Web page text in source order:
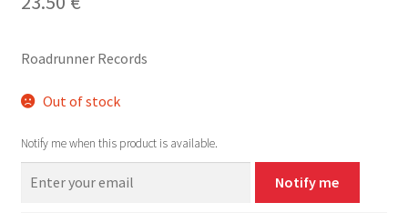
Roadrunner Records
Out of stock
Notify me when this product is available.
Notify me